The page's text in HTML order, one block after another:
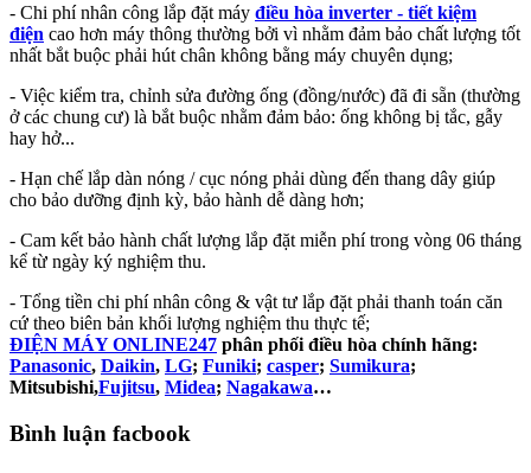
- Chi phí nhân công lắp đặt máy điều hòa inverter - tiết kiệm
điện cao hơn máy thông thường bởi vì nhằm đảm bảo chất lượng tốt
nhất bắt buộc phải hút chân không bằng máy chuyên dụng;
- Việc kiểm tra, chỉnh sửa đường ống (đồng/nước) đã đi sẵn (thường
ở các chung cư) là bắt buộc nhằm đảm bảo: ống không bị tắc, gẫy
hay hở...
- Hạn chế lắp dàn nóng / cục nóng phải dùng đến thang dây giúp
cho bảo dưỡng định kỳ, bảo hành dễ dàng hơn;
- Cam kết bảo hành chất lượng lắp đặt miễn phí trong vòng 06 tháng
kể từ ngày ký nghiệm thu.
- Tổng tiền chi phí nhân công & vật tư lắp đặt phải thanh toán căn
cứ theo biên bản khối lượng nghiệm thu thực tế;
ĐIỆN MÁY ONLINE247 phân phối điều hòa chính hãng:
Panasonic, Daikin, LG; Funiki; casper; Sumikura;
Mitsubishi,Fujitsu, Midea; Nagakawa…
Bình luận facbook